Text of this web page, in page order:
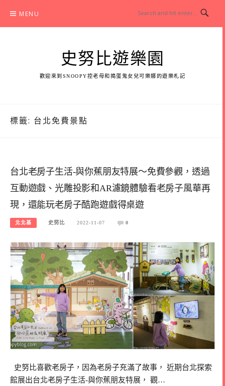
content
MENU
史努比遊樂園
歡迎來到SNOOPY控老母和搗蛋鬼女兒可樂娜的遊樂札記
標籤: 台北免費景點
台北老房子生活-與你蕉朋友特展～免費參觀，透過
互動遊戲、光雕投影和AR濾鏡體驗看老房子風華再
現，還能玩老房子酷跑遊戲得桌遊
北北基 史努比 2022-11-07 0
史努比喜歡老房子，因為老房子充滿了故事， 近期台北探索
館展出台北老房子生活-與你蕉朋友特展， 觀…